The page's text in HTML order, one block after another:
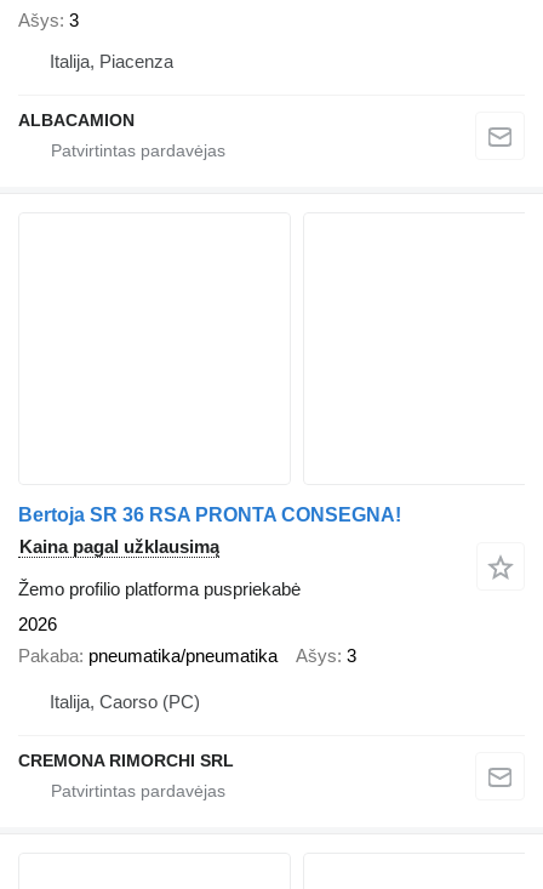
Ašys 3
Italija, Piacenza
ALBACAMION
Bertoja SR 36 RSA PRONTA CONSEGNA!
Kaina pagal užklausimą
Žemo profilio platforma puspriekabė
2026
Pakaba pneumatika/pneumatika Ašys 3
Italija, Caorso (PC)
CREMONA RIMORCHI SRL